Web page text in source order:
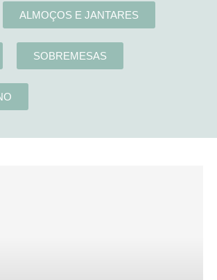
ALMOÇOS E JANTARES
SOBREMESAS